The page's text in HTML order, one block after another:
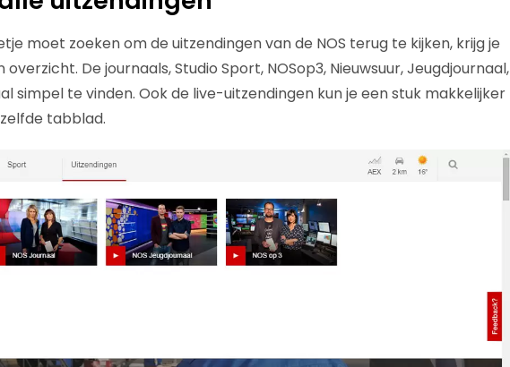
moet zoeken om de uitzendingen van de NOS terug te kijken, krijg je
De journaals, Studio Sport, NOSop3, Nieuwsuur, Jeugdjournaal,
simpel te vinden. Ook de live-uitzendingen kun je een stuk makkelijker
tabblad.